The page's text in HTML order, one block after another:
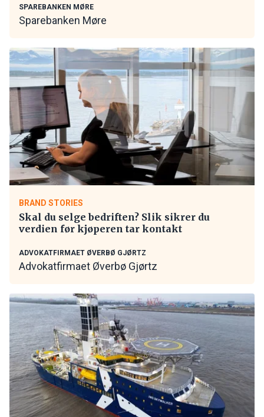
SPAREBANKEN MØRE
Sparebanken Møre
BRAND STORIES
Skal du selge bedriften? Slik sikrer du
verdien før kjøperen tar kontakt
ADVOKATFIRMAET ØVERBØ GJØRTZ
Advokatfirmaet Øverbø Gjørtz